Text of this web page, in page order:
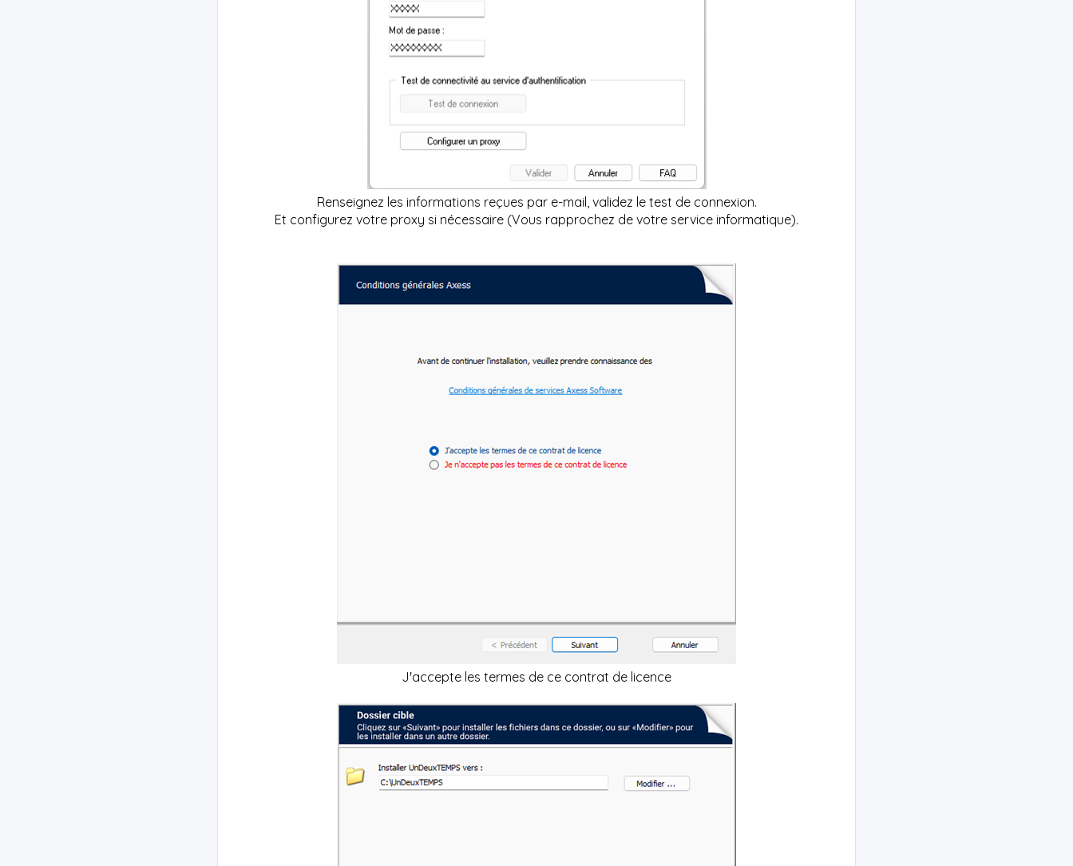
Renseignez les informations reçues par e-mail, validez le test de connexion.
Et configurez votre proxy si nécessaire (Vous rapprochez de votre service informatique).
J'accepte les termes de ce contrat de licence